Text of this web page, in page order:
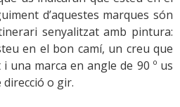
d’aquestes marques són
senyalitzat amb pintura:
en el bon camí, un creu que
una marca en angle de 90 º us
o gir.